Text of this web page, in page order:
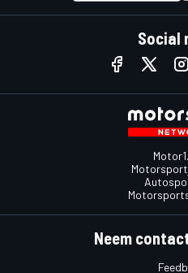
Social
Neem